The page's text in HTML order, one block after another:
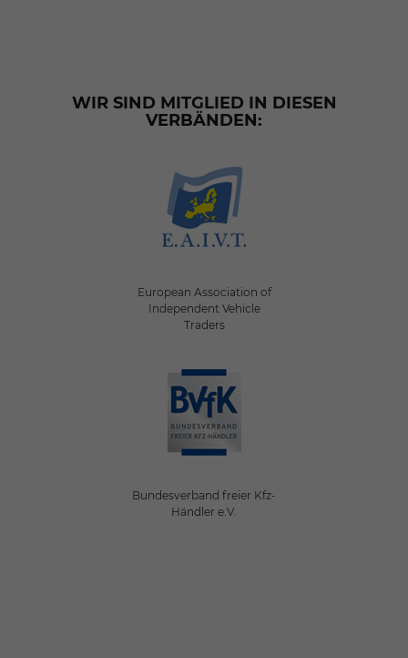
WIR SIND MITGLIED IN DIESEN
VERBÄNDEN:
European Association of
Independent Vehicle
Traders
Bundesverband freier Kfz-
Händler e.V.